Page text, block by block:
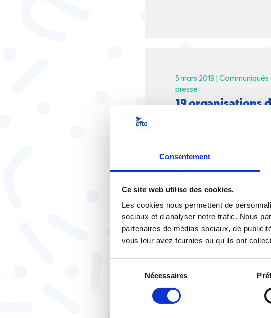
Consentement
Ce site web utilise des cookies.
Les cookies nous permettent de
sociaux et d'analyser notre trafic. Nous
partenaires de médias sociaux, de
vous leur avez fournies ou qu'ils ont
consentement
Nécessaires
5 mars 2019 | Communiqués
presse
19 organisations
29 novembre 2018 |Social
Une réflexion
édifier un
retraite